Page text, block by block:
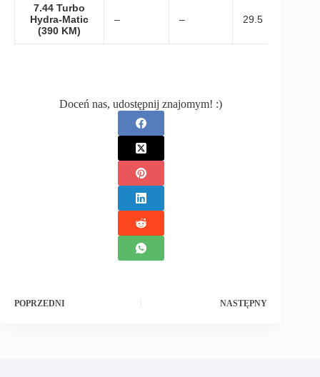
7.44 Turbo
Hydra-Matic
(390 KM)
– – 29.5
Doceń nas, udostępnij znajomym! :)
POPRZEDNI NASTĘPNY